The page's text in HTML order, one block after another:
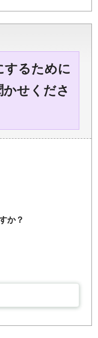
するために
せくださ
か？